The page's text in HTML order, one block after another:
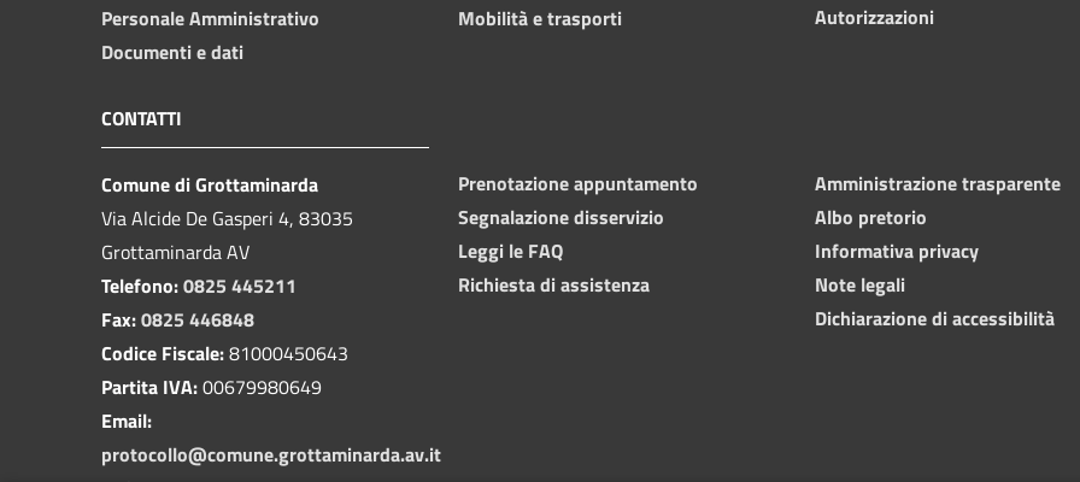
Personale Amministrativo
Documenti e dati
Mobilità e trasporti
Autorizzazioni
CONTATTI
Comune di Grottaminarda
Via Alcide De Gasperi 4, 83035
Grottaminarda AV
Telefono:0825 445211
Fax:0825 446848
Codice Fiscale:81000450643
Partita IVA:00679980649
Email:
protocollo@comune.grottaminarda.av.it
Prenotazione appuntamento
Segnalazione disservizio
Leggi le FAQ
Richiesta di assistenza
Amministrazione trasparente
Albo pretorio
Informativa privacy
Note legali
Dichiarazione di accessibilità